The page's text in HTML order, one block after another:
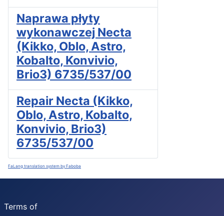
Naprawa płyty
wykonawczej Necta
(Kikko, Oblo, Astro,
Kobalto, Konvivio,
Brio3) 6735/537/00
Repair Necta (Kikko,
Oblo, Astro, Kobalto,
Konvivio, Brio3)
6735/537/00
FaLang translation system by Faboba
Terms of